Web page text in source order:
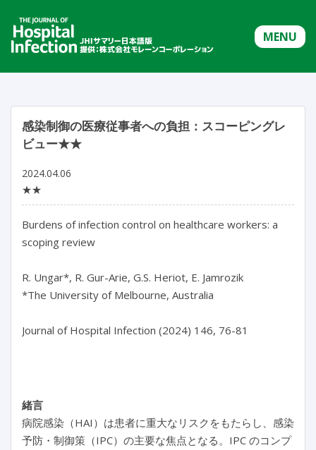
MENU
感染制御の医療従事者への負担：スコーピングレ
ビュー★★
2024.04.06
★★
Burdens of infection control on healthcare workers: a
scoping review
R. Ungar*, R. Gur-Arie, G.S. Heriot, E. Jamrozik
*The University of Melbourne, Australia
Journal of Hospital Infection (2024) 146, 76-81
緒言
病院感染（HAI）は患者に重大なリスクをもたらし、感染
予防・制御策（IPC）の主要な焦点となる。IPC のコンプ